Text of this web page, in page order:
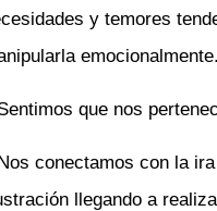
y temores
emocionalmente.
que nos
conectamos con la
llegando a